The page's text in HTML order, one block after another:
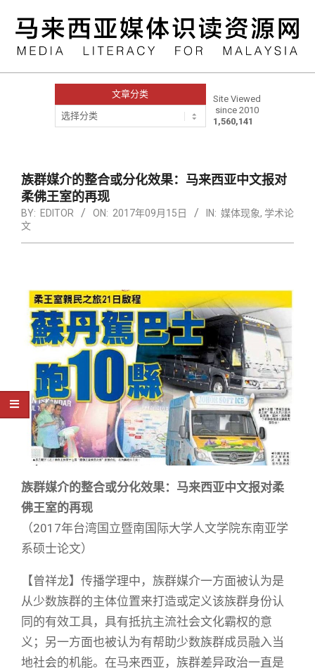
content
文章分类
文
章
Site Viewed
since 2010
1,560,141
Navigation
Menu
族群媒介的整合或分化效果：马来西亚中文报对
柔佛王室的再现
BY: EDITOR ON: 2017年09月15日 IN: 媒体现象, 学术论
文
族群媒介的整合或分化效果：马来西亚中文报对柔
佛王室的再现
（2017年台湾国立暨南国际大学人文学院东南亚学
系硕士论文）
【曾祥龙】传播学理中，族群媒介一方面被认为是
从少数族群的主体位置来打造或定义该族群身份认
同的有效工具，具有抵抗主流社会文化霸权的意
义；另一方面也被认为有帮助少数族群成员融入当
地社会的机能。在马来西亚，族群差异政治一直是